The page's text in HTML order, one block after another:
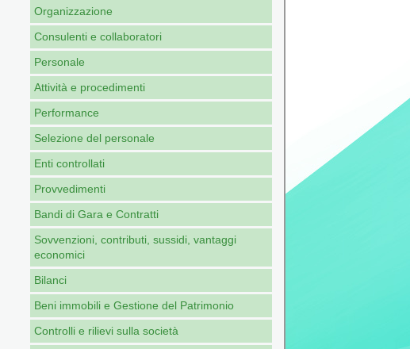
Organizzazione
Consulenti e collaboratori
Personale
Attività e procedimenti
Performance
Selezione del personale
Enti controllati
Provvedimenti
Bandi di Gara e Contratti
Sovvenzioni, contributi, sussidi, vantaggi
economici
Bilanci
Beni immobili e Gestione del Patrimonio
Controlli e rilievi sulla società